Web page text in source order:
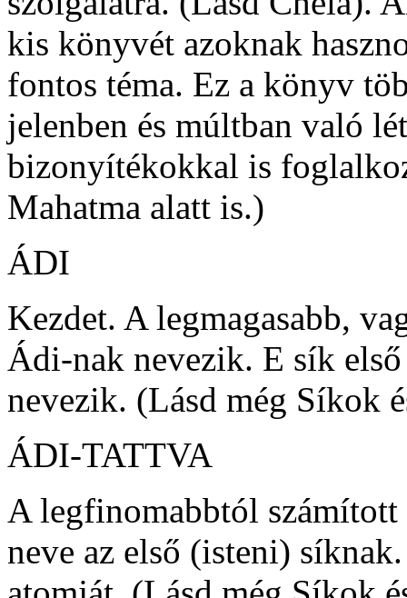
kis könyvét azoknak
fontos téma. Ez a könyv
jelenben és múltban való
bizonyítékokkal is
Mahatma alatt is.)
ÁDI
Kezdet. A legmagasabb,
Ádi-nak nevezik. E sík
nevezik. (Lásd még Síkok
ÁDI-TATTVA
A legfinomabbtól
neve az első (isteni)